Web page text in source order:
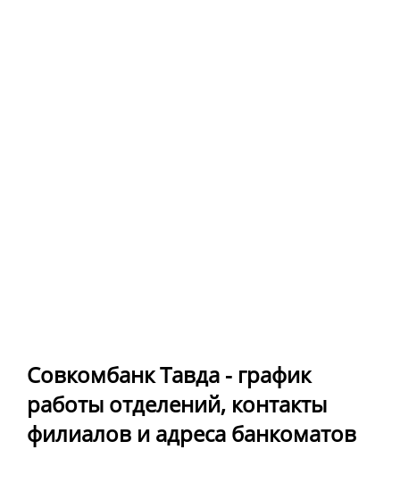
Совкомбанк Тавда - график
работы отделений, контакты
филиалов и адреса банкоматов